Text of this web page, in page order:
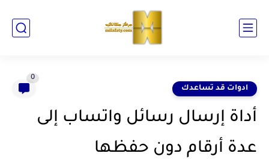
ادوات قد تساعدك
0
أداة إرسال رسائل واتساب إلى
عدة أرقام دون حفظها